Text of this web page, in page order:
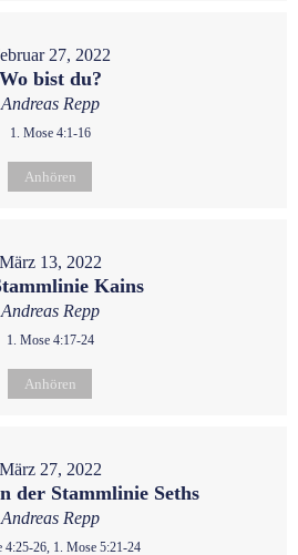
27, 2022
Wo bist du?
Andreas Repp
1. Mose 4:1-16
Anhören
März 13, 2022
Kains
Andreas Repp
1. Mose 4:17-24
Anhören
März 27, 2022
der Stammlinie Seths
Andreas Repp
4:25-26, 1. Mose 5:21-24